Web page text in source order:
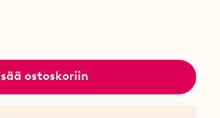
ostoskoriin